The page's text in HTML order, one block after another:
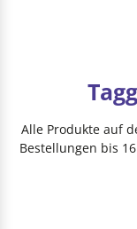
Alle Produkte auf
Bestellungen bis